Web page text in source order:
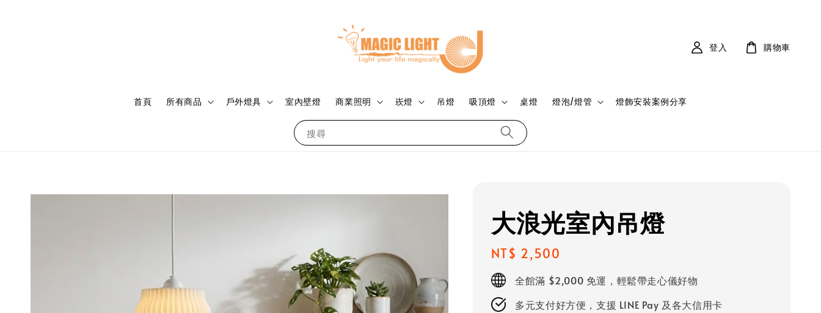
搜尋
首頁 所有商品 戶外燈具 室內壁燈 商業照明 崁燈 吊燈 吸頂燈 桌燈 燈泡/燈管 燈飾安裝案例分享
登入 購物車
大浪光室內吊燈
Regular
price
NT$ 2,500
全館滿 $2,000 免運，輕鬆帶走心儀好物
多元支付好方便，支援 LINE Pay 及各大信用卡